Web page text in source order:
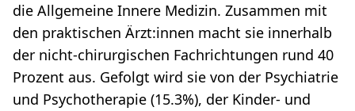
die Allgemeine Innere Medizin. Zusammen mit
den praktischen Ärzt:innen macht sie innerhalb
der nicht-chirurgischen Fachrichtungen rund 40
Prozent aus. Gefolgt wird sie von der Psychiatrie
und Psychotherapie (15.3%), der Kinder- und